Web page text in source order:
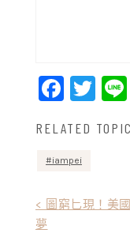
RELATED
iampei
< 圖窮匕現！美
夢